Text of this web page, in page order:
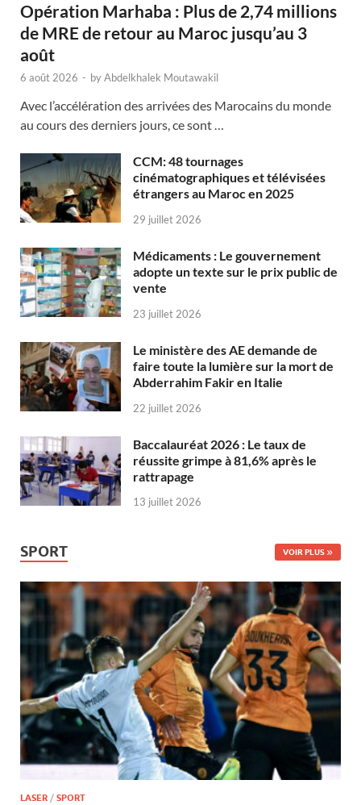
Opération Marhaba : Plus de 2,74 millions
de MRE de retour au Maroc jusqu’au 3
août
6 août 2026 - byAbdelkhalek Moutawakil
Avec l’accélération des arrivées des Marocains du monde
au cours des derniers jours, ce sont …
CCM: 48 tournages
cinématographiques et télévisées
étrangers au Maroc en 2025
29 juillet 2026
Médicaments : Le gouvernement
adopte un texte sur le prix public de
vente
23 juillet 2026
Le ministère des AE demande de
faire toute la lumière sur la mort de
Abderrahim Fakir en Italie
22 juillet 2026
Baccalauréat 2026 : Le taux de
réussite grimpe à 81,6% après le
rattrapage
13 juillet 2026
SPORT VOIR PLUS
LASER / SPORT